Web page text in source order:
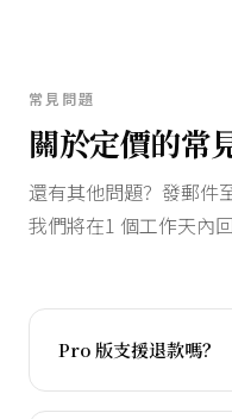
常見問題
關於定價的常
還有其他問題？發郵件
我們將在1 個工作天內回
Pro 版支援退款嗎？